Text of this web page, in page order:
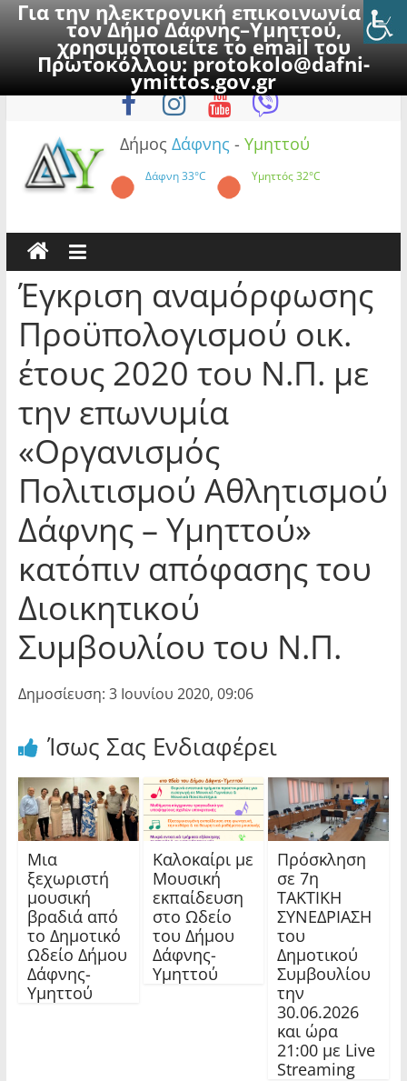
Για την ηλεκτρονική επικοινωνία με
τον Δήμο Δάφνης–Υμηττού,
χρησιμοποιείτε το email του
Πρωτοκόλλου:protokolo@dafni-
ymittos.gov.gr
to
Κυριακή, 9 Αυγούστου 2026
Δήμος Δάφνης - Υμηττού
Δάφνη33°C Υμηττός32°C
Έγκριση αναμόρφωσης
Προϋπολογισμού οικ.
έτους 2020 του Ν.Π. με
την επωνυμία
«Οργανισμός
Πολιτισμού Αθλητισμού
Δάφνης – Υμηττού»
κατόπιν απόφασης του
Διοικητικού
Συμβουλίου του Ν.Π.
Δημοσίευση: 3 Ιουνίου 2020, 09:06
Ίσως Σας Ενδιαφέρει
Μια
ξεχωριστή
μουσική
βραδιά από
το Δημοτικό
Ωδείο Δήμου
Δάφνης-
Υμηττού
Καλοκαίρι με
Μουσική
εκπαίδευση
στο Ωδείο
του Δήμου
Δάφνης-
Υμηττού
Πρόσκληση
σε 7η
ΤΑΚΤΙΚΗ
ΣΥΝΕΔΡΙΑΣΗ
του
Δημοτικού
Συμβουλίου
την
30.06.2026
και ώρα
21:00 με Live
Streaming